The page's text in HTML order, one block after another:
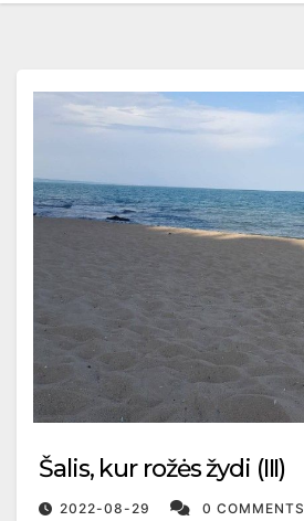
Šalis, kur rožės žydi (III)
2022-08-29 0 COMMENTS